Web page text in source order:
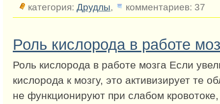
категория: Друдлы, комментариев: 37
Роль кислорода в работе
Роль кислорода в работе мозга Если
кислорода к мозгу, это активизирует те
не функционируют при слабом